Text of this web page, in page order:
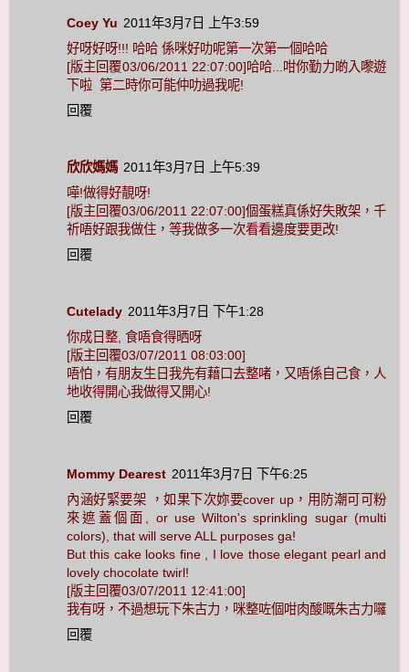
Coey Yu 2011年3月7日 上午3:59
好呀好呀!!! 哈哈 係咪好叻呢第一次第一個哈哈
[版主回覆03/06/2011 22:07:00]哈哈...咁你勤力啲入嚟遊
下啦 第二時你可能仲叻過我呢!
回覆
欣欣媽媽 2011年3月7日 上午5:39
嘩!做得好靚呀!
[版主回覆03/06/2011 22:07:00]個蛋糕真係好失敗架，千
祈唔好跟我做住，等我做多一次看看邊度要更改!
回覆
Cutelady 2011年3月7日 下午1:28
你成日整, 食唔食得晒呀
[版主回覆03/07/2011 08:03:00]
唔怕，有朋友生日我先有藉口去整啫，又唔係自己食，人
地收得開心我做得又開心!
回覆
Mommy Dearest 2011年3月7日 下午6:25
內涵好緊要架 ，如果下次妳要cover up，用防潮可可粉
來遮蓋個面, or use Wilton's sprinkling sugar (multi
colors), that will serve ALL purposes ga!
But this cake looks fine , I love those elegant pearl and
lovely chocolate twirl!
[版主回覆03/07/2011 12:41:00]
我有呀，不過想玩下朱古力，咪整咗個咁肉酸嘅朱古力囉
回覆